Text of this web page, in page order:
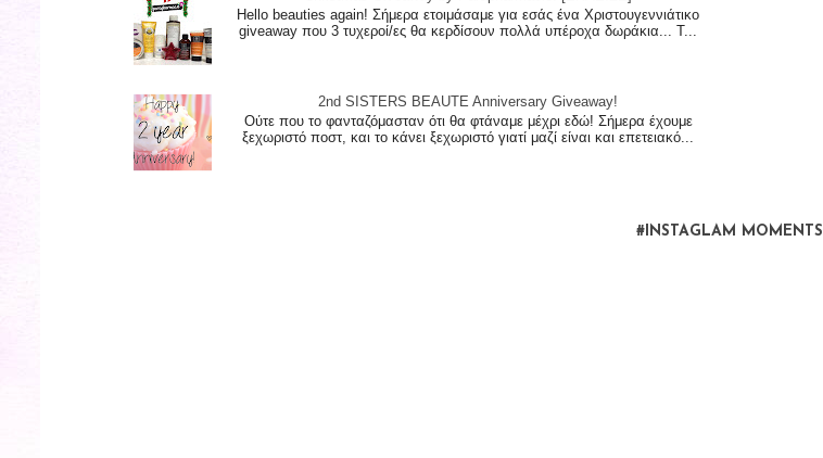
Hello beauties again! Σήμερα ετοιμάσαμε για εσάς ένα Χριστουγεννιάτικο
giveaway που 3 τυχεροί/ες θα κερδίσουν πολλά υπέροχα δωράκια... Τ...
2nd SISTERS BEAUTE Anniversary Giveaway!
Ούτε που το φανταζόμασταν ότι θα φτάναμε μέχρι εδώ! Σήμερα έχουμε
ξεχωριστό ποστ, και το κάνει ξεχωριστό γιατί μαζί είναι και επετειακό...
#INSTAGLAM MOMENTS